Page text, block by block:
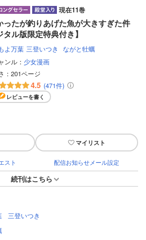
現在11巻
たが釣りあげた魚が大きすぎた件
タル版限定特典付き】
よ万葉 三登いつき
ながと牡蠣
ンル： 少女漫画
： 201ページ
4.5 (471件)
レビューを書く
マイリスト
スト 配信お知らせメール設定
続刊はこちら
三登いつき